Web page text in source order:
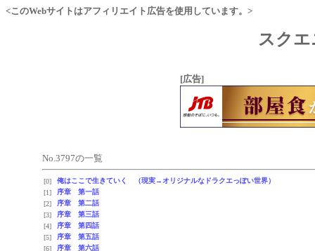
<このWebサイトはアフィリエイト広告を使用しています。>
スクエ
[広告]
No.3797の一覧
[0]
俺はここで生きていく （現実→オリジナルなドラクエっぽい世界）
[1]
序章 第一話
[2]
序章 第二話
[3]
序章 第三話
[4]
序章 第四話
[5]
序章 第五話
[6]
序章 第六話